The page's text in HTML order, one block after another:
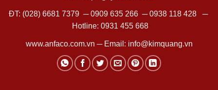
ĐT: (028) 6681 7379 ─0909 635 266─0938 118 428─
Hotline: 0931 455 668
www.anfaco.com.vn ─ Email: info@kimquang.vn